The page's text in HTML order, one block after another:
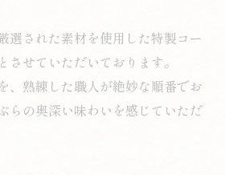
選された素材を使用した特製コー
させていただいております。
、熟練した職人が絶妙な順番でお
らの奥深い味わいを感じていただ